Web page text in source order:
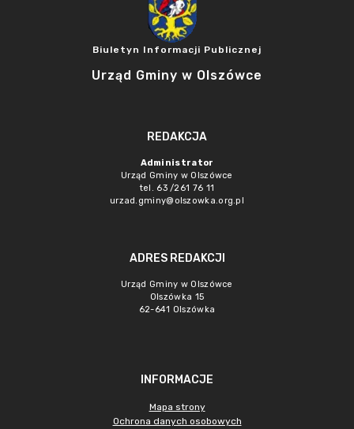
Biuletyn Informacji Publicznej
Urząd Gminy w Olszówce
REDAKCJA
Administrator
Urząd Gminy w Olszówce
tel. 63 /261 76 11
urzad.gminy@olszowka.org.pl
ADRES REDAKCJI
Urząd Gminy w Olszówce
Olszówka 15
62-641 Olszówka
INFORMACJE
Mapa strony
Ochrona danych osobowych